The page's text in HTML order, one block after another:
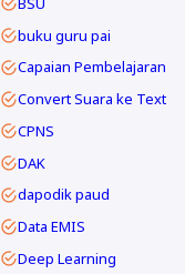
buku guru pai
Capaian Pembelajaran
Convert Suara ke Text
CPNS
DAK
dapodik paud
Data EMIS
Deep Learning